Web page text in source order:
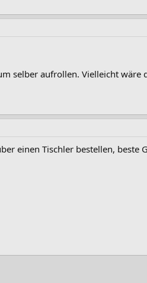
selber aufrollen. Vielleicht wäre
einen Tischler bestellen, beste